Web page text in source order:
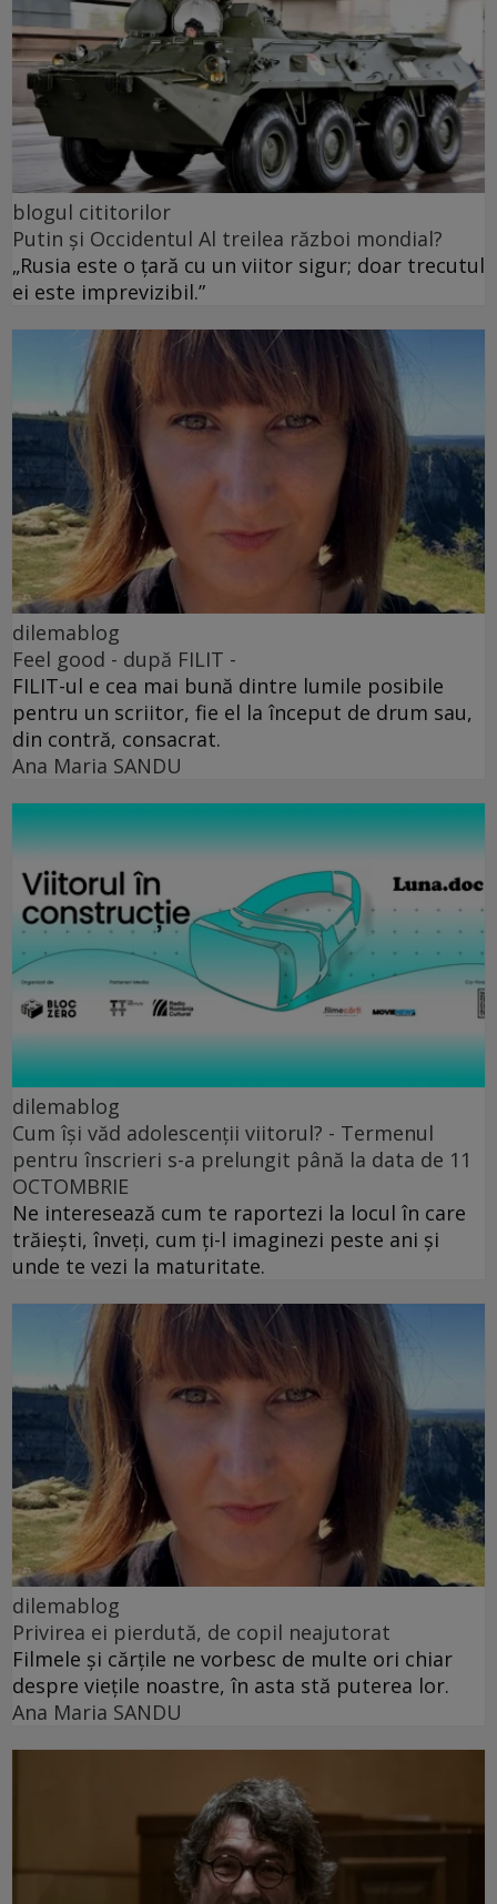
blogul cititorilor
Putin și Occidentul Al treilea război mondial?
„Rusia este o țară cu un viitor sigur; doar trecutul
ei este imprevizibil.”
dilemablog
Feel good - după FILIT -
FILIT-ul e cea mai bună dintre lumile posibile
pentru un scriitor, fie el la început de drum sau,
din contră, consacrat.
Ana Maria SANDU
dilemablog
Cum își văd adolescenții viitorul? - Termenul
pentru înscrieri s-a prelungit până la data de 11
OCTOMBRIE
Ne interesează cum te raportezi la locul în care
trăiești, înveți, cum ți-l imaginezi peste ani și
unde te vezi la maturitate.
dilemablog
Privirea ei pierdută, de copil neajutorat
Filmele și cărțile ne vorbesc de multe ori chiar
despre viețile noastre, în asta stă puterea lor.
Ana Maria SANDU